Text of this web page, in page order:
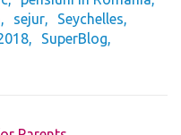
sejur
Seychelles
SuperBlog